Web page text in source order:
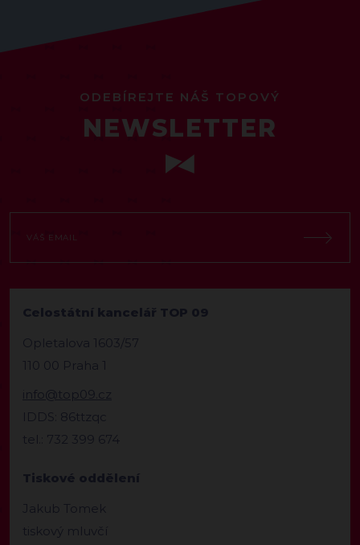
ODEBÍREJTE NÁŠ TOPOVÝ
NEWSLETTER
Celostátní kancelář TOP 09
Opletalova 1603/57
110 00 Praha 1
info@top09.cz
IDDS: 86ttzqc
tel.: 732 399 674
Tiskové oddělení
Jakub Tomek
tiskový mluvčí